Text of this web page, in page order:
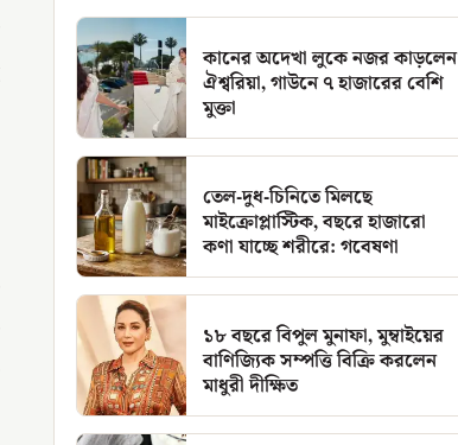
কানের অদেখা লুকে নজর কাড়লেন
ঐশ্বরিয়া, গাউনে ৭ হাজারের বেশি
মুক্তা
তেল-দুধ-চিনিতে মিলছে
মাইক্রোপ্লাস্টিক, বছরে হাজারো
কণা যাচ্ছে শরীরে: গবেষণা
১৮ বছরে বিপুল মুনাফা, মুম্বাইয়ের
বাণিজ্যিক সম্পত্তি বিক্রি করলেন
মাধুরী দীক্ষিত